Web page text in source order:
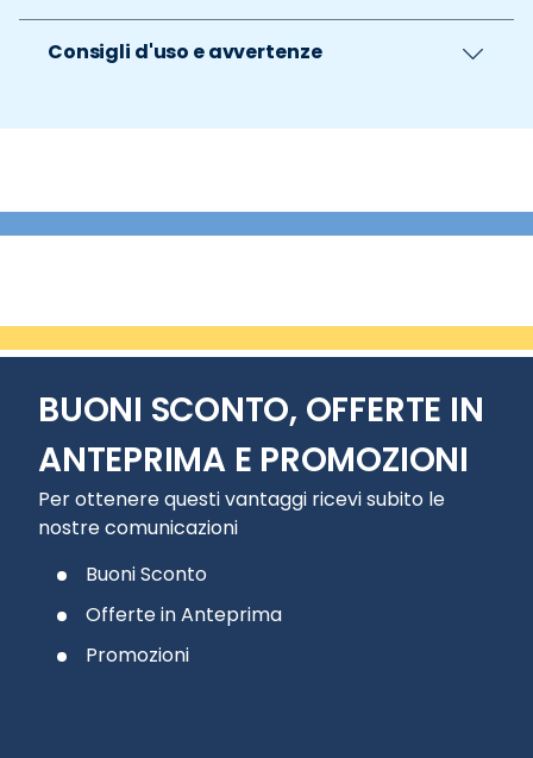
Consigli d'uso e avvertenze
BUONI SCONTO, OFFERTE IN
ANTEPRIMA E PROMOZIONI
Per ottenere questi vantaggi ricevi subito le
nostre comunicazioni
Buoni Sconto
Offerte in Anteprima
Promozioni